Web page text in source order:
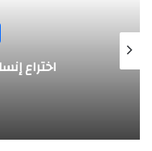
مسدس